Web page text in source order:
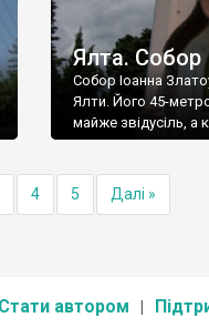
Ялта. Собор
Собор Іоанна
Ялти. Його 45-
майже звідусіль, а
4 5 Далі »
Стати автором